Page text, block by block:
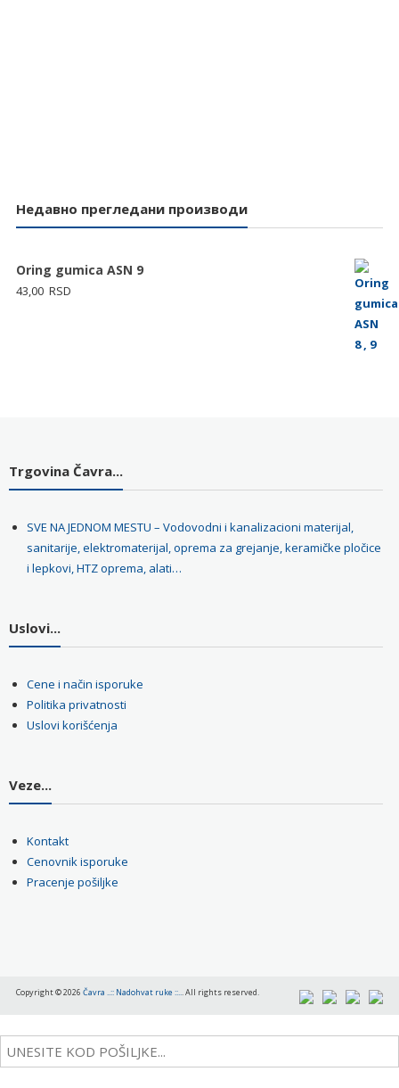
Недавно прегледани производи
Oring gumica ASN 9
43,00 RSD
Trgovina Čavra...
SVE NA JEDNOM MESTU – Vodovodni i kanalizacioni materijal,
sanitarije, elektromaterijal, oprema za grejanje, keramičke pločice
i lepkovi, HTZ oprema, alati…
Uslovi...
Cene i način isporuke
Politika privatnosti
Uslovi korišćenja
Veze...
Kontakt
Cenovnik isporuke
Pracenje pošiljke
Copyright © 2026 Čavra ..:: Nadohvat ruke ::... All rights reserved.